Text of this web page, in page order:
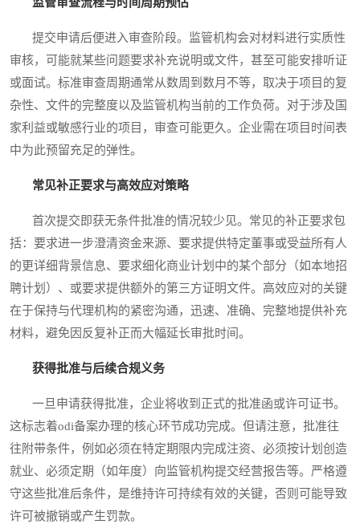
监管审查流程与时间周期预估
提交申请后便进入审查阶段。监管机构会对材料进行实质性
审核，可能就某些问题要求补充说明或文件，甚至可能安排听证
或面试。标准审查周期通常从数周到数月不等，取决于项目的复
杂性、文件的完整度以及监管机构当前的工作负荷。对于涉及国
家利益或敏感行业的项目，审查可能更久。企业需在项目时间表
中为此预留充足的弹性。
常见补正要求与高效应对策略
首次提交即获无条件批准的情况较少见。常见的补正要求包
括：要求进一步澄清资金来源、要求提供特定董事或受益所有人
的更详细背景信息、要求细化商业计划中的某个部分（如本地招
聘计划）、或要求提供额外的第三方证明文件。高效应对的关键
在于保持与代理机构的紧密沟通，迅速、准确、完整地提供补充
材料，避免因反复补正而大幅延长审批时间。
获得批准与后续合规义务
一旦申请获得批准，企业将收到正式的批准函或许可证书。
这标志着odi备案办理的核心环节成功完成。但请注意，批准往
往附带条件，例如必须在特定期限内完成注资、必须按计划创造
就业、必须定期（如年度）向监管机构提交经营报告等。严格遵
守这些批准后条件，是维持许可持续有效的关键，否则可能导致
许可被撤销或产生罚款。